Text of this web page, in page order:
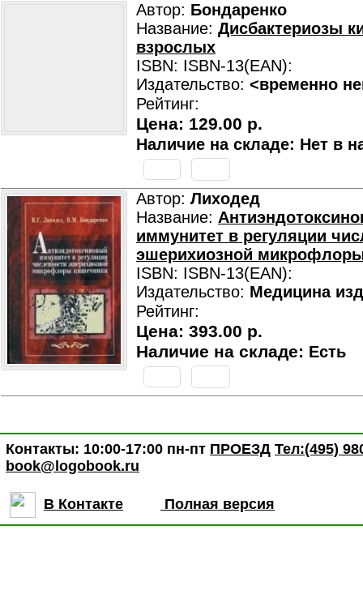
Автор: Бондаренко
Название: Дисбактериозы
взрослых
ISBN: ISBN-13(EAN):
Издательство: <временно
Рейтинг:
Цена: 129.00 р.
Наличие на складе: Нет в
Автор: Лиходед
Название:
иммунитет в регуляции
эшерихиозной
ISBN: ISBN-13(EAN):
Издательство: Медицина
Рейтинг:
Цена: 393.00 р.
Наличие на складе: Есть
Контакты: 10:00-17:00 пн-пт ПРОЕЗД Тел:(495)
book@logobook.ru
В Контакте Полная версия